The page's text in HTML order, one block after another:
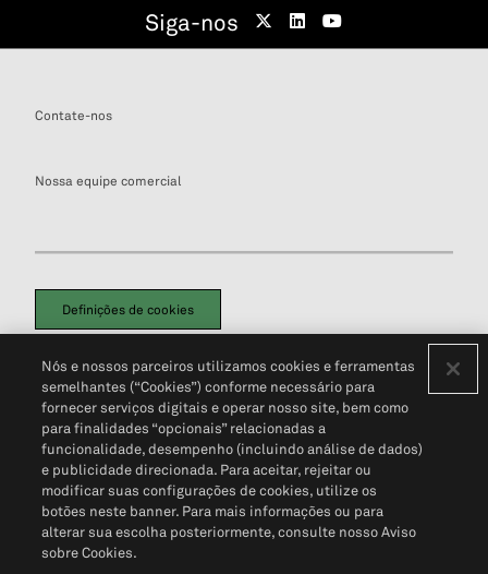
Siga-nos
Contate-nos
Nossa equipe comercial
Definições de cookies
Política de PrivacidadePortal de privacidade do cliente (em inglês)
Não Venda Minhas Informações Pessoais© 2026 S&P Global
Nós e nossos parceiros utilizamos cookies e ferramentas
semelhantes (“Cookies”) conforme necessário para
fornecer serviços digitais e operar nosso site, bem como
para finalidades “opcionais” relacionadas a
funcionalidade, desempenho (incluindo análise de dados)
e publicidade direcionada. Para aceitar, rejeitar ou
modificar suas configurações de cookies, utilize os
botões neste banner. Para mais informações ou para
alterar sua escolha posteriormente, consulte nosso Aviso
sobre Cookies.